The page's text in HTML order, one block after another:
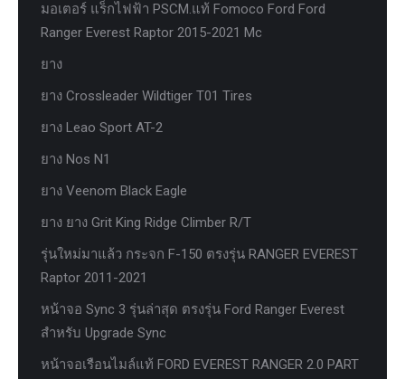
มอเตอร์ แร็กไฟฟ้า PSCM.แท้ Fomoco Ford Ford
Ranger Everest Raptor 2015-2021 Mc
ยาง
ยาง Crossleader Wildtiger T01 Tires
ยาง Leao Sport AT-2
ยาง Nos N1
ยาง Veenom Black Eagle
ยาง ยาง Grit King Ridge Climber R/T
รุ่นใหม่มาแล้ว กระจก F-150 ตรงรุ่น RANGER EVEREST
Raptor 2011-2021
หน้าจอ Sync 3 รุ่นล่าสุด ตรงรุ่น Ford Ranger Everest
สำหรับ Upgrade Sync
หน้าจอเรือนไมล์แท้ FORD EVEREST RANGER 2.0 PART